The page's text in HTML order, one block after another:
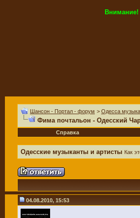
Внимание!
Шансон - Портал - форум > Одесса
Фима почтальон - Одесский
Справка
Одесские музыканты и артисты Как
04.08.2010, 15:53